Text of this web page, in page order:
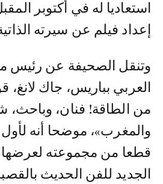
استعاديا له في أكتوبر
إعداد فيلم عن سيرته
وتنقل الصحيفة عن رئيس
العربي بباريس، جاك لانغ،
من الطاقة! فنان،
والمغرب»، موضحا أنه
قطعا من مجموعته
الجديد للفن الحديث